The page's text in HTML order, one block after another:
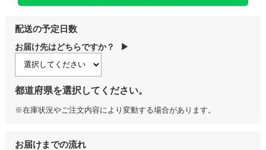
配送の予定日数
お届け先はどちらですか？ ▶
都道府県を選択してください。
※在庫状況やご注文内容により変動する場合があります。
お届けまでの流れ